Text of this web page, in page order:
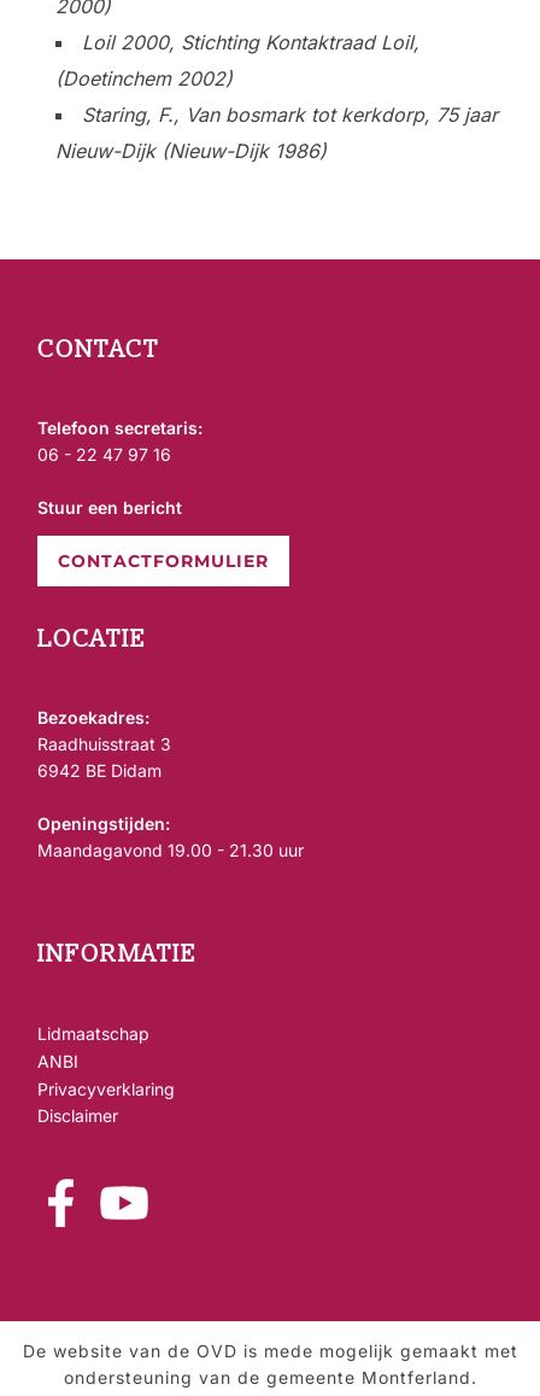
2000)
Loil 2000, Stichting Kontaktraad Loil,
(Doetinchem 2002)
Staring, F., Van bosmark tot kerkdorp, 75 jaar
Nieuw-Dijk (Nieuw-Dijk 1986)
CONTACT
Telefoon secretaris:
06 - 22 47 97 16
Stuur een bericht
CONTACTFORMULIER
LOCATIE
Bezoekadres:
Raadhuisstraat 3
6942 BE Didam
Openingstijden:
Maandagavond 19.00 - 21.30 uur
INFORMATIE
Lidmaatschap
ANBI
Privacyverklaring
Disclaimer
De website van de OVD is mede mogelijk gemaakt met
ondersteuning van de gemeente Montferland.